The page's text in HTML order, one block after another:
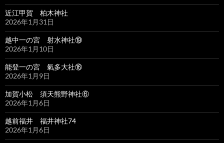
近江甲賀 柏木神社
2026年1月31日
越中一の宮 射水神社⑲
2026年1月10日
能登一の宮 氣多大社⑯
2026年1月9日
加賀小松 須天熊野神社⑥
2026年1月6日
越前福井 福井神社74
2026年1月6日